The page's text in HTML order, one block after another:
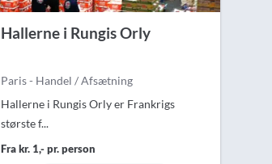
Hallerne i Rungis Orly
Paris - Handel / Afsætning
Hallerne i Rungis Orly er Frankrigs
største f...
Fra kr. 1,- pr. person